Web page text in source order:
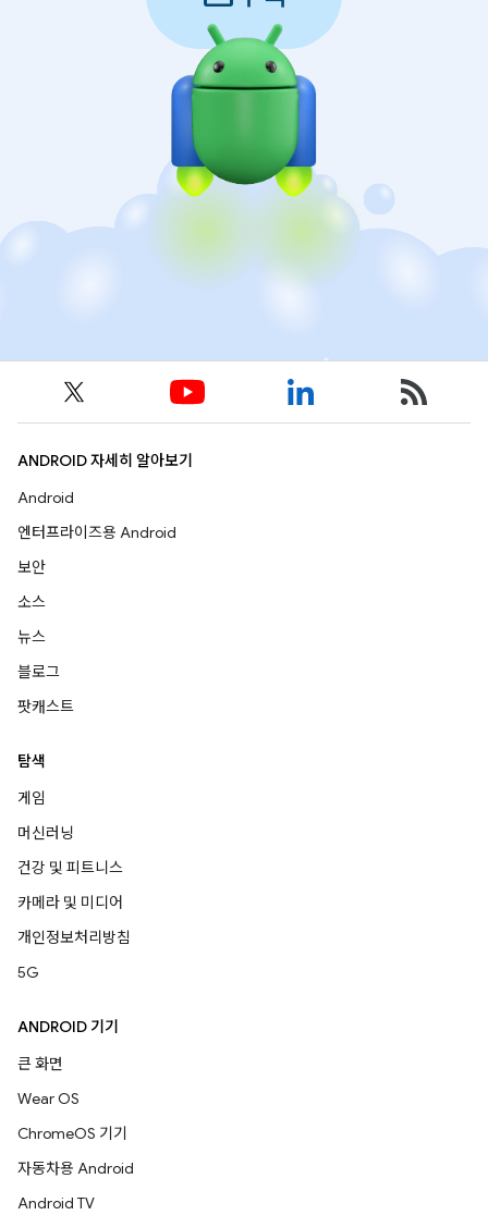
ANDROID 자세히 알아보기
Android
엔터프라이즈용 Android
보안
소스
뉴스
블로그
팟캐스트
탐색
게임
머신러닝
건강 및 피트니스
카메라 및 미디어
개인정보처리방침
5G
ANDROID 기기
큰 화면
Wear OS
ChromeOS 기기
자동차용 Android
Android TV